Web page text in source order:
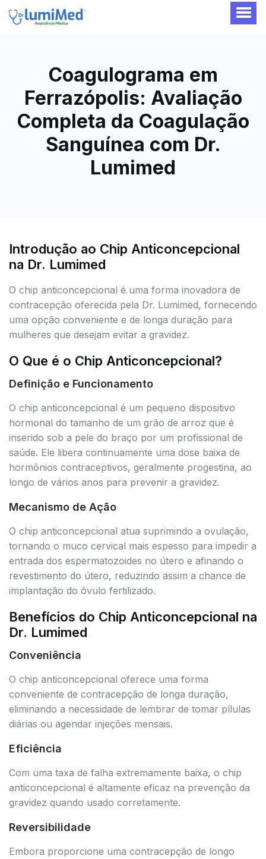
Coagulograma em
Ferrazópolis: Avaliação
Completa da Coagulação
Sanguínea com Dr.
Lumimed
Introdução ao Chip Anticoncepcional
na Dr. Lumimed
O chip anticoncepcional é uma forma inovadora de
contracepção oferecida pela Dr. Lumimed, fornecendo
uma opção conveniente e de longa duração para
mulheres que desejam evitar a gravidez.
O Que é o Chip Anticoncepcional?
Definição e Funcionamento
O chip anticoncepcional é um pequeno dispositivo
hormonal do tamanho de um grão de arroz que é
inserido sob a pele do braço por um profissional de
saúde. Ele libera continuamente uma dose baixa de
hormônios contraceptivos, geralmente progestina, ao
longo de vários anos para prevenir a gravidez.
Mecanismo de Ação
O chip anticoncepcional atua suprimindo a ovulação,
tornando o muco cervical mais espesso para impedir a
entrada dos espermatozoides no útero e afinando o
revestimento do útero, reduzindo assim a chance de
implantação do óvulo fertilizado.
Benefícios do Chip Anticoncepcional na
Dr. Lumimed
Conveniência
O chip anticoncepcional oferece uma forma
conveniente de contracepção de longa duração,
eliminando a necessidade de lembrar de tomar pílulas
diárias ou agendar injeções mensais.
Eficiência
Com uma taxa de falha extremamente baixa, o chip
anticoncepcional é altamente eficaz na prevenção da
gravidez quando usado corretamente.
Reversibilidade
Embora proporcione uma contracepção de longo